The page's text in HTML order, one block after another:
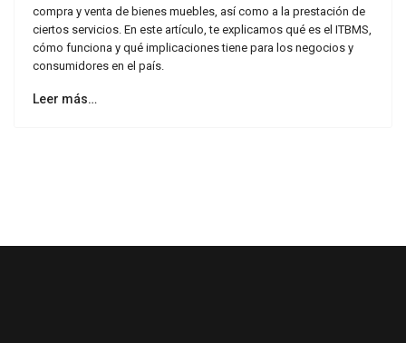
compra y venta de bienes muebles, así como a la prestación de
ciertos servicios. En este artículo, te explicamos qué es el ITBMS,
cómo funciona y qué implicaciones tiene para los negocios y
consumidores en el país.
Leer más…